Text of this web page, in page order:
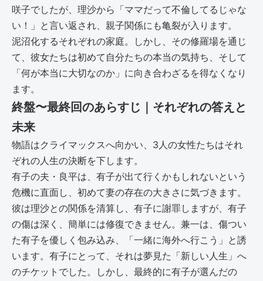
咲子でしたが、理沙から「ママだって不倫してるじゃな
い！」と言い返され、親子関係にも亀裂が入ります。
泥沼化するそれぞれの家庭。しかし、その修羅場を通じ
て、彼女たちは初めて自分たちの本当の気持ち、そして
「何が本当に大切なのか」に向き合わざるを得なくなり
ます。
終盤〜最終回のあらすじ｜それぞれの答えと
未来
物語はクライマックスへ向かい、3人の女性たちはそれ
ぞれの人生の決断を下します。
有子の夫・良平は、有子が出て行くかもしれないという
危機に直面し、初めて妻の存在の大きさに気づきます。
彼は理沙との関係を清算し、有子に謝罪しますが、有子
の傷は深く、簡単には修復できません。兼一は、傷つい
た有子を優しく包み込み、「一緒に海外へ行こう」と誘
います。有子にとって、それは夢見た「新しい人生」へ
のチケットでした。しかし、最終的に有子が選んだの